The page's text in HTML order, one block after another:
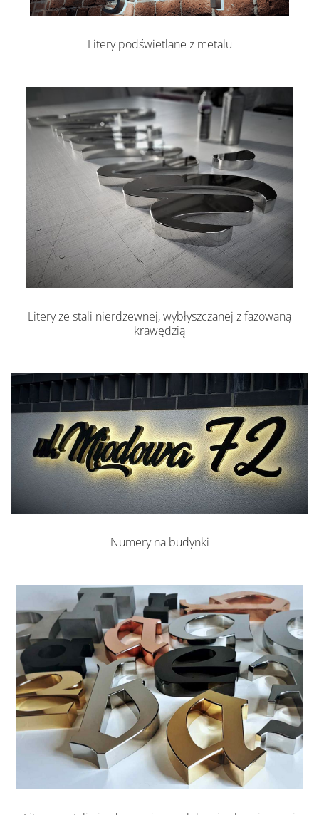
Litery podświetlane z metalu
Litery ze stali nierdzewnej, wybłyszczanej z fazowaną
krawędzią
Numery na budynki